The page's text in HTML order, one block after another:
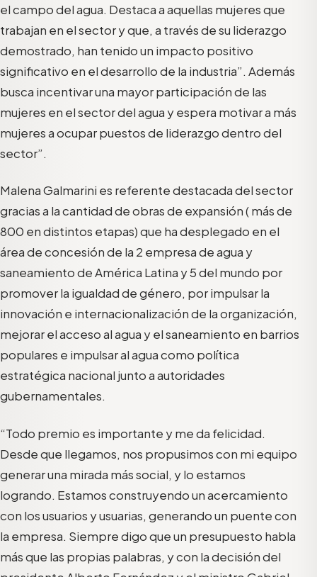
el campo del agua. Destaca a aquellas mujeres que
trabajan en el sector y que, a través de su liderazgo
demostrado, han tenido un impacto positivo
significativo en el desarrollo de la industria”. Además
busca incentivar una mayor participación de las
mujeres en el sector del agua y espera motivar a más
mujeres a ocupar puestos de liderazgo dentro del
sector”.
Malena Galmarini es referente destacada del sector
gracias a la cantidad de obras de expansión ( más de
800 en distintos etapas) que ha desplegado en el
área de concesión de la 2 empresa de agua y
saneamiento de América Latina y 5 del mundo por
promover la igualdad de género, por impulsar la
innovación e internacionalización de la organización,
mejorar el acceso al agua y el saneamiento en barrios
populares e impulsar al agua como política
estratégica nacional junto a autoridades
gubernamentales.
“Todo premio es importante y me da felicidad.
Desde que llegamos, nos propusimos con mi equipo
generar una mirada más social, y lo estamos
logrando. Estamos construyendo un acercamiento
con los usuarios y usuarias, generando un puente con
la empresa. Siempre digo que un presupuesto habla
más que las propias palabras, y con la decisión del